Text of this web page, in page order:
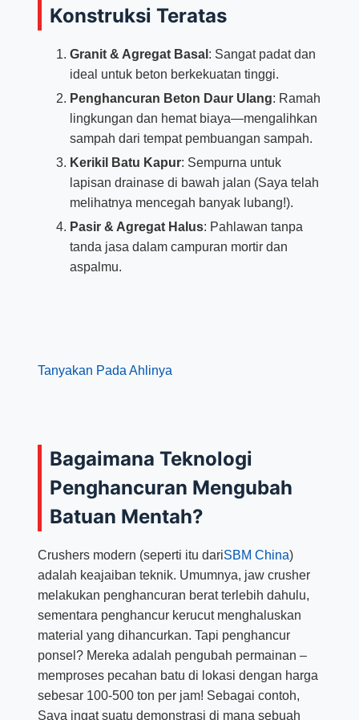
Konstruksi Teratas
Granit & Agregat Basal : Sangat padat dan
ideal untuk beton berkekuatan tinggi.
Penghancuran Beton Daur Ulang: Ramah
lingkungan dan hemat biaya—mengalihkan
sampah dari tempat pembuangan sampah.
Kerikil Batu Kapur: Sempurna untuk
lapisan drainase di bawah jalan (Saya telah
melihatnya mencegah banyak lubang!).
Pasir & Agregat Halus: Pahlawan tanpa
tanda jasa dalam campuran mortir dan
aspalmu.
Tanyakan Pada Ahlinya
Bagaimana Teknologi
Penghancuran Mengubah
Batuan Mentah?
Crushers modern (seperti itu dariSBM China)
adalah keajaiban teknik. Umumnya, jaw crusher
melakukan penghancuran berat terlebih dahulu,
sementara penghancur kerucut menghaluskan
material yang dihancurkan. Tapi penghancur
ponsel? Mereka adalah pengubah permainan –
memproses pecahan batu di lokasi dengan harga
sebesar 100-500 ton per jam! Sebagai contoh,
Saya ingat suatu demonstrasi di mana sebuah